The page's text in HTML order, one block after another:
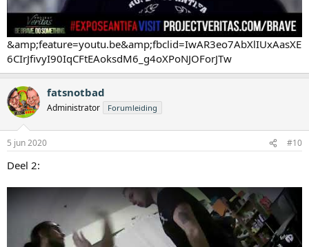
&amp;feature=youtu.be&amp;fbclid=IwAR3eo7AbXlIUxAasXE
6CIrJfivyI90IqCFtEAoksdM6_g4oXPoNJOForJTw
fatsnotbad
Administrator Forumleiding
5 jun 2020 #10
Deel 2: